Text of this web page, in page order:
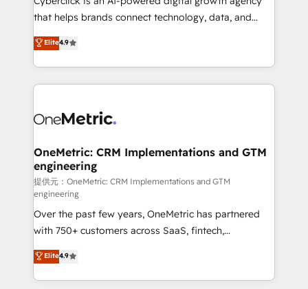
that helps brands connect technology, data, and
creativity to achieve measurable results. Founded in
Barcelona and operating across Spain, LATAM, and
the UK, we support global companies in building
smarter marketing, sales, and customer success
Iberia (Spain & Portugal), we combine human insight
growth. Our multidisciplinary team designs solutions
that simplify complexity, boost performance, and
turn innovation into real impact. 🌍 Highlights •
HubSpot Partner since 2012 • 2022 EMEA Impact
Award: Best Integration • 150+ successful HubSpot
projects • Clients in 30+ industries • Proprietary
technology for integrations • Multilingual team:
English, Spanish, Portuguese & Italian 👉 Grow
smarter with AI and HubSpot.
Elite4.9
OneMetric: CRM Implementations and GTM
engineering
提供元：OneMetric: CRM Implementations and GTM
engineering
Over the past few years, OneMetric has partnered
with 750+ customers across SaaS, fintech,
healthcare, real estate, and other industries. With
150+ HubSpot-certified experts, we deliver scalable
solutions to complex GTM and RevOps challenges.
Elite4.9